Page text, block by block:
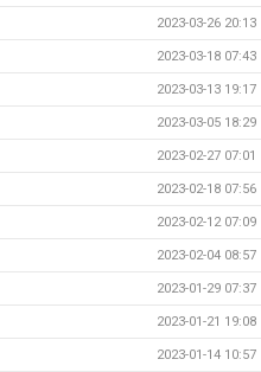
2023-03-26 20:13
2023-03-18 07:43
2023-03-13 19:17
2023-03-05 18:29
2023-02-27 07:01
2023-02-18 07:56
2023-02-12 07:09
2023-02-04 08:57
2023-01-29 07:37
2023-01-21 19:08
2023-01-14 10:57